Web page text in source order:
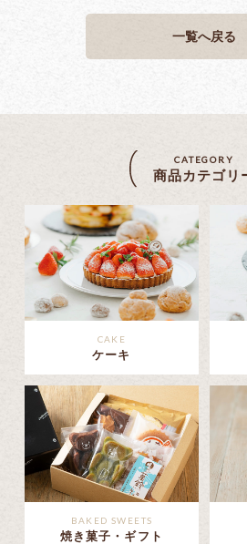
一覧へ戻る
CATEGORY
商品カテゴリ
CAKE
ケーキ
BAKED SWEETS
焼き菓子・ギフト